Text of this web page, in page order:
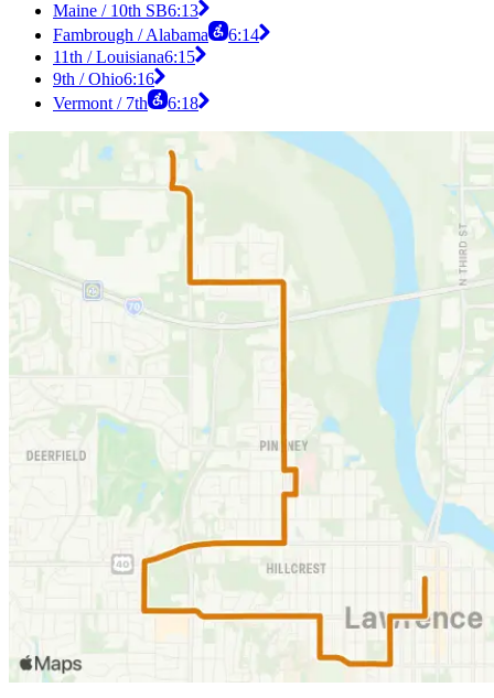
Maine / 10th SB6:13
Fambrough / Alabama
6:14
11th / Louisiana6:15
9th / Ohio6:16
Vermont / 7th
6:18